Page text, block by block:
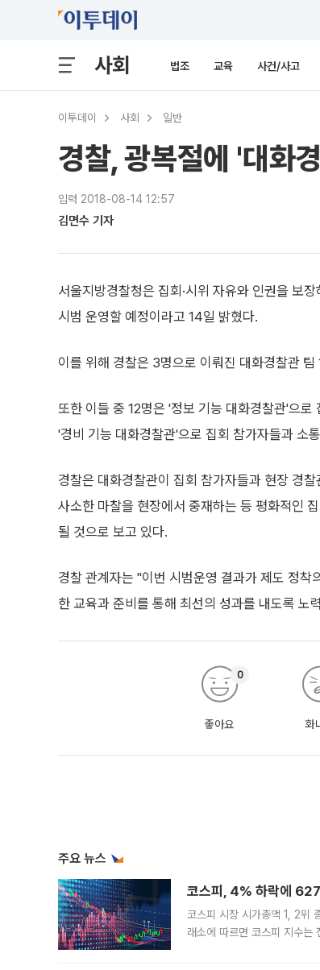
사회 법조 교육 사건/사고
이투데이 사회 일반
경찰, 광복절에 '대화
입력 2018-08-14 12:57
김면수 기자
서울지방경찰청은 집회·시위 자유와 인권을 보
시범 운영할 예정이라고 14일 밝혔다.
이를 위해 경찰은 3명으로 이뤄진 대화경찰관
또한 이들 중 12명은 '정보 기능 대화경찰관'으
'경비 기능 대화경찰관'으로 집회 참가자들과 소
경찰은 대화경찰관이 집회 참가자들과 현장 경
사소한 마찰을 현장에서 중재하는 등 평화적인
될 것으로 보고 있다.
경찰 관계자는 "이번 시범운영 결과가 제도 정착
한 교육과 준비를 통해 최선의 성과를 내도록 노
좋아요
0
화
주요 뉴스
코스피, 4% 하락에
코스피 시장 시가총액 1, 2위
래소에 따르면 코스피 지수